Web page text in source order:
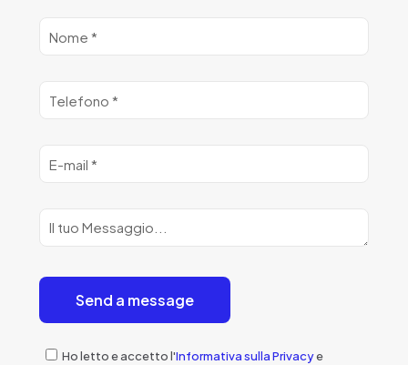
Ho letto e accetto l'Informativa sulla Privacye